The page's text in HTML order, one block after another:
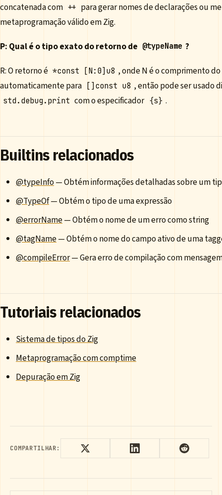
concatenada com ++ para gerar nomes de declarações ou
metaprogramação válido em Zig.
P: Qual é o tipo exato do retorno de @typeName ?
R: O retorno é *const [N:0]u8 , onde N é o comprimento
automaticamente para
[]const u8 , então pode ser usado
std.debug.print com o especificador {s} .
Builtins relacionados
@typeInfo— Obtém informações detalhadas sobre um
@TypeOf— Obtém o tipo de uma expressão
@errorName— Obtém o nome de um erro como string
@tagName— Obtém o nome do campo ativo de uma
@compileError— Gera erro de compilação com
Tutoriais relacionados
Sistema de tipos do Zig
Metaprogramação com comptime
Depuração em Zig
COMPARTILHAR: